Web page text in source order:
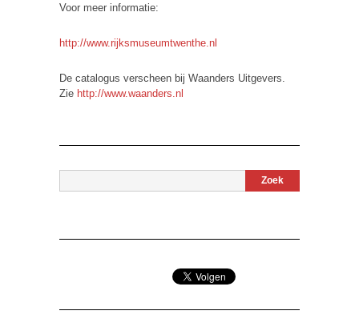
Voor meer informatie:
http://www.rijksmuseumtwenthe.nl
De catalogus verscheen bij Waanders Uitgevers.
Zie http://www.waanders.nl